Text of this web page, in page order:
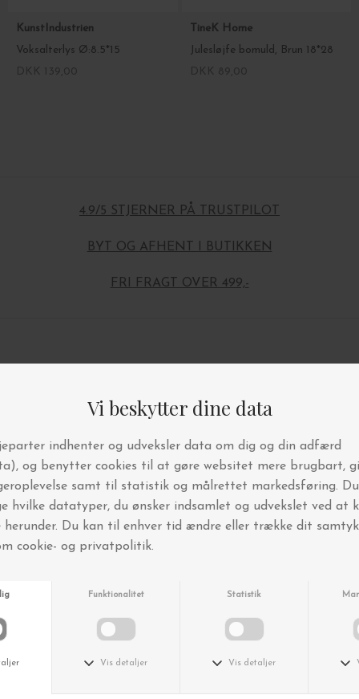
KunstIndustrien
Voksalterlys Ø:8.5*15
TineK Home
Julesløjfe bomuld, Brun 18*28
4.9/5 STJERNER PÅ TRUSTPILOT
BYT OG AFHENT I BUTIKKEN
FRI FRAGT OVER 499,-
Andre købte også